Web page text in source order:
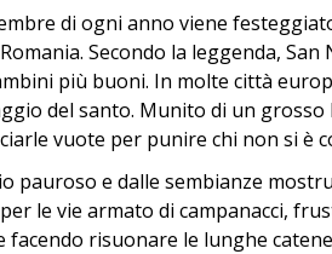
di ogni anno viene
Secondo la leggenda,
più buoni. In molte città
del santo. Munito di un
vuote per punire chi non si è
e dalle sembianze
le vie armato di campanacci,
risuonare le lunghe